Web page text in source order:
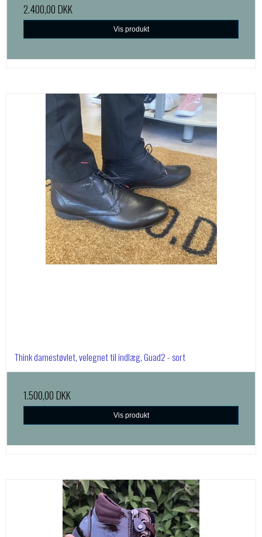
2.400,00 DKK
Vis produkt
Think damestøvlet, velegnet til indlæg, Guad2 - sort
1.500,00 DKK
Vis produkt